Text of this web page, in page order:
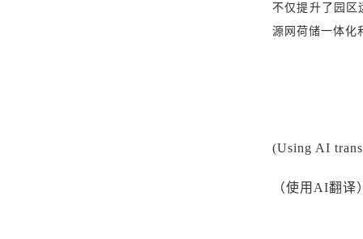
不仅提升了园区
源网荷储一体化
(Using AI
（使用 AI翻译